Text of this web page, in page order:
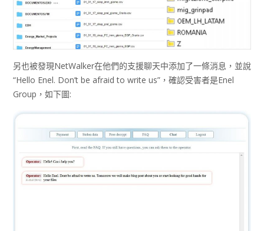
另也被發現NetWalker在他們的支援聊天中添加了一條消息，並說
“Hello Enel. Don’t be afraid to write us”，確認受害者是Enel
Group，如下圖: